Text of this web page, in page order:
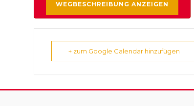
+ zum Google Calendar hinzufügen